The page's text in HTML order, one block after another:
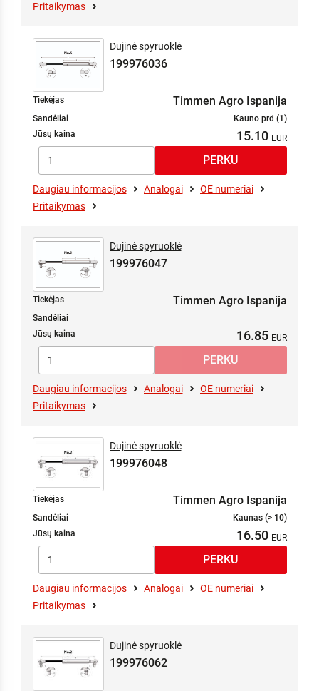
Pritaikymas
Dujinė spyruoklė
199976036
Tiekėjas Timmen Agro Ispanija
Sandėliai
Kauno prd (1)
Jūsų kaina
15.10
Daugiau informacijos Analogai
OE numeriai
Pritaikymas
Dujinė spyruoklė
199976047
Tiekėjas Timmen Agro Ispanija
Sandėliai
Jūsų kaina
16.85
Daugiau informacijos Analogai
OE numeriai
Pritaikymas
Dujinė spyruoklė
199976048
Tiekėjas Timmen Agro Ispanija
Sandėliai
Kaunas (> 10)
Jūsų kaina
16.50
Daugiau informacijos Analogai
OE numeriai
Pritaikymas
Dujinė spyruoklė
199976062